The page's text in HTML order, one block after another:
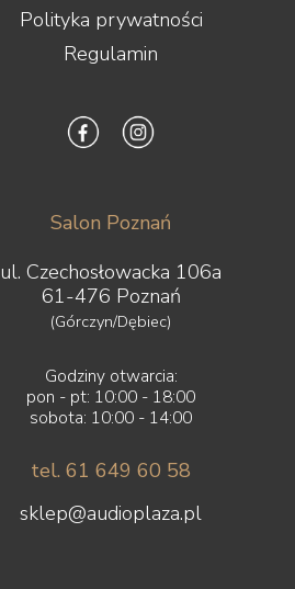
Polityka prywatności
Regulamin
Salon Poznań
ul. Czechosłowacka 106a
61-476 Poznań
(Górczyn/Dębiec)
Godziny otwarcia:
pon - pt: 10:00 - 18:00
sobota: 10:00 - 14:00
tel. 61 649 60 58
sklep@audioplaza.pl